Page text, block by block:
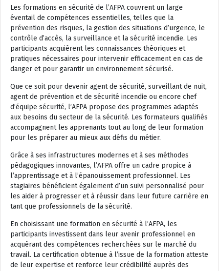
Les formations en sécurité de l’AFPA couvrent un large
éventail de compétences essentielles, telles que la
prévention des risques, la gestion des situations d’urgence, le
contrôle d’accès, la surveillance et la sécurité incendie. Les
participants acquièrent les connaissances théoriques et
pratiques nécessaires pour intervenir efficacement en cas de
danger et pour garantir un environnement sécurisé.
Que ce soit pour devenir agent de sécurité, surveillant de nuit,
agent de prévention et de sécurité incendie ou encore chef
d’équipe sécurité, l’AFPA propose des programmes adaptés
aux besoins du secteur de la sécurité. Les formateurs qualifiés
accompagnent les apprenants tout au long de leur formation
pour les préparer au mieux aux défis du métier.
Grâce à ses infrastructures modernes et à ses méthodes
pédagogiques innovantes, l’AFPA offre un cadre propice à
l’apprentissage et à l’épanouissement professionnel. Les
stagiaires bénéficient également d’un suivi personnalisé pour
les aider à progresser et à réussir dans leur future carrière en
tant que professionnels de la sécurité.
En choisissant une formation en sécurité à l’AFPA, les
participants investissent dans leur avenir professionnel en
acquérant des compétences recherchées sur le marché du
travail. La certification obtenue à l’issue de la formation atteste
de leur expertise et renforce leur crédibilité auprès des